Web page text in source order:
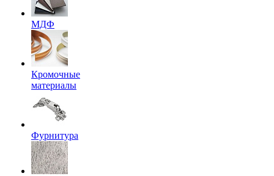
МДФ
Кромочные
материалы
Фурнитура